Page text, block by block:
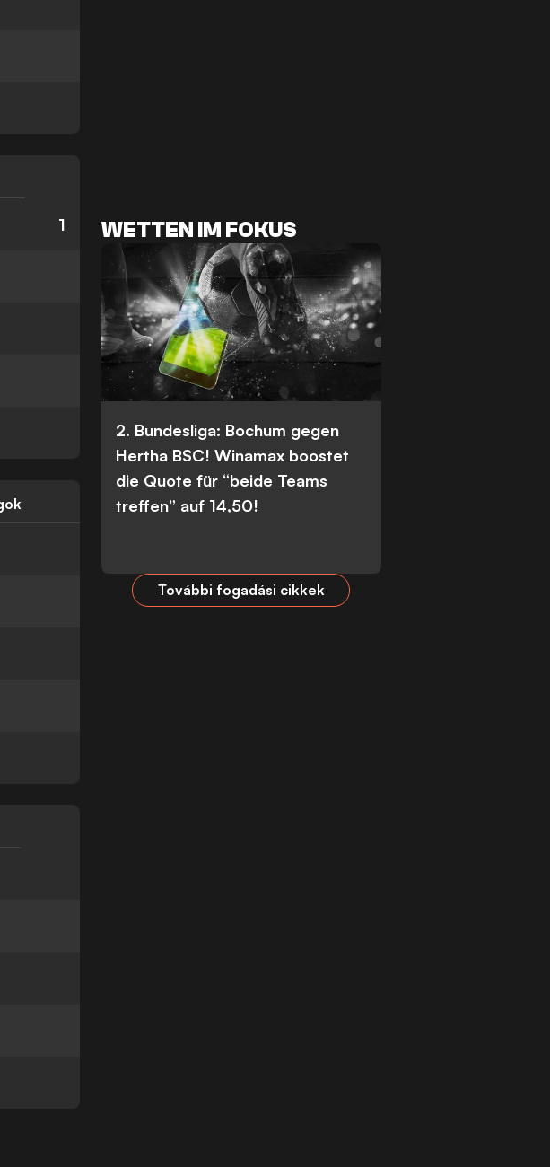
1 WETTEN IM FOKUS
2. Bundesliga: Bochum gegen
Hertha BSC! Winamax boostet
die Quote für “beide Teams
treffen” auf 14,50!
További fogadási cikkek